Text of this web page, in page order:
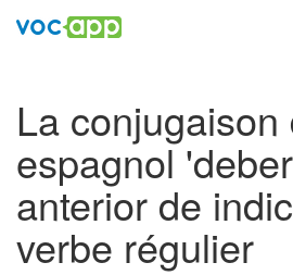
La conjugaison
espagnol
anterior de
verbe régulier